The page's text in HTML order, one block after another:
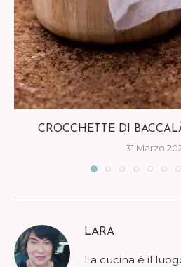
CROCCHETTE DI
31 Marzo
LARA
La cucina è il